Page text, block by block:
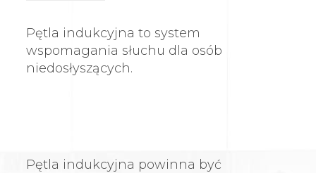
Pętla indukcyjna to system
wspomagania słuchu dla osób
niedosłyszących.
Pętla indukcyjna powinna być